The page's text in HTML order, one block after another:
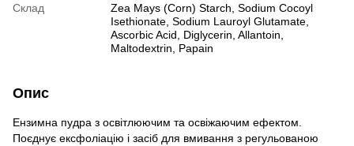
Склад
Zea Mays (Corn) Starch, Sodium Cocoyl
Isethionate, Sodium Lauroyl Glutamate,
Ascorbic Acid, Diglycerin, Allantoin,
Maltodextrin, Papain
Опис
Ензимна пудра з освітлюючим та освіжаючим ефектом.
Поєднує ексфоліацію і засіб для вмивання з регульованою